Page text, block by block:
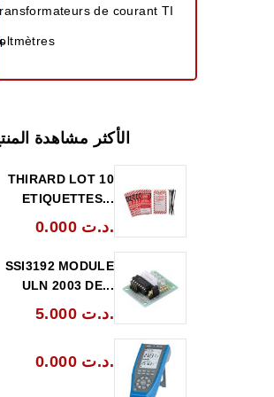
de courant TI
الأكثر مشاهدة
THIRARD LOT 10
ETIQUETTES...
0.000 د.ت.
SSI3192 MODULE
ULN 2003 DE...
5.000 د.ت.
0.000 د.ت.